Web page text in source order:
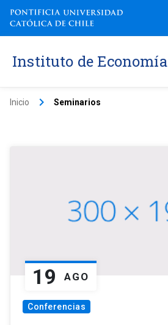
Instituto de Economía
Inicio keyboard_arrow_right Seminarios
19 AGO
Conferencias